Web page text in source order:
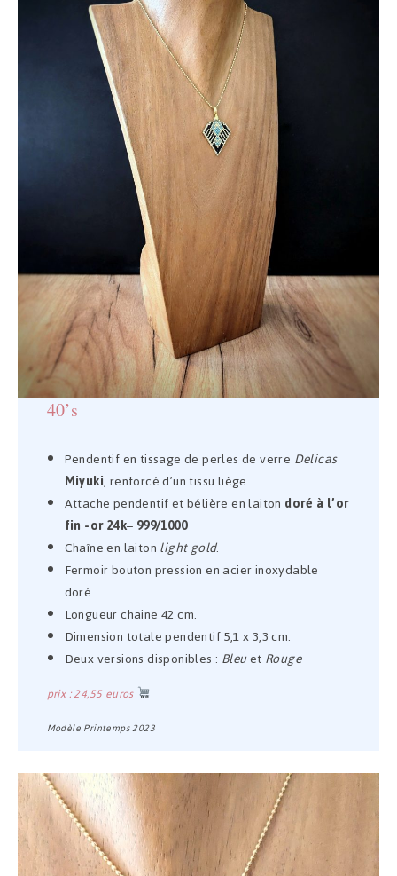
40’s
Pendentif en tissage de perles de verre Delicas
Miyuki, renforcé d’un tissu liège.
Attache pendentif et bélière en laiton doré à l’or
fin -or 24k–999/1000
Chaîne en laitonlight gold.
Fermoir bouton pression en acier inoxydable
doré.
Longueur chaine 42 cm.
Dimension totale pendentif 5,1 x 3,3 cm.
Deux versions disponibles : BleuetRouge
prix : 24,55 euros
Modèle Printemps 2023